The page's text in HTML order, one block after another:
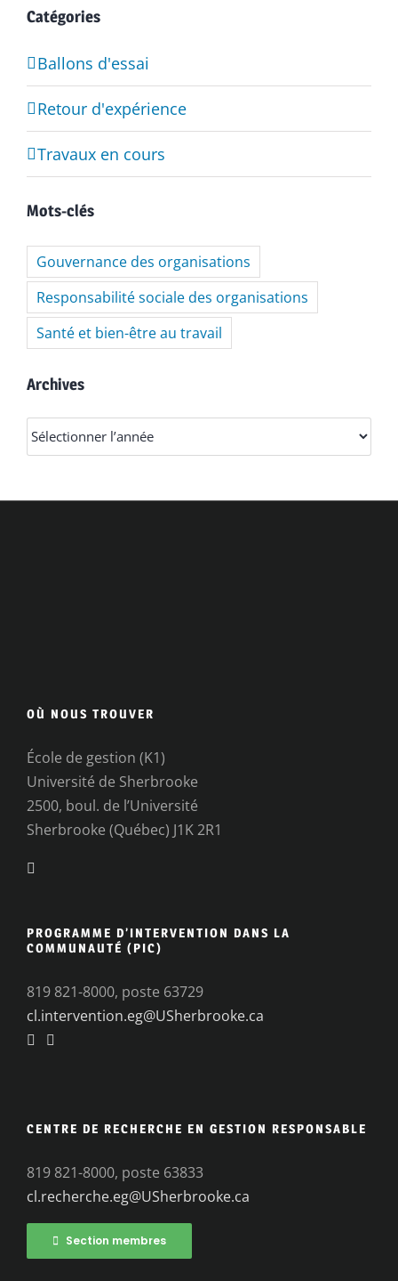
Catégories
Ballons d'essai
Retour d'expérience
Travaux en cours
Mots-clés
Gouvernance des organisations
Responsabilité sociale des organisations
Santé et bien-être au travail
Archives
Archives
OÙ NOUS TROUVER
École de gestion (K1)
Université de Sherbrooke
2500, boul. de l’Université
Sherbrooke (Québec) J1K 2R1
PROGRAMME D’INTERVENTION DANS LA
COMMUNAUTÉ (PIC)
819 821-8000, poste 63729
cl.intervention.eg@USherbrooke.ca
CENTRE DE RECHERCHE EN GESTION RESPONSABLE
819 821-8000, poste 63833
cl.recherche.eg@USherbrooke.ca
Section membres